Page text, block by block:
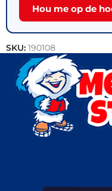
Hou me op de
SKU: 190108
Categorieën:Vlees